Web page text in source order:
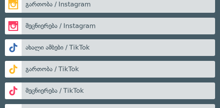
გართობა / Instagram
მეცნიერება / Instagram
ახალი ამბები / TikTok
გართობა / TikTok
მეცნიერება / TikTok